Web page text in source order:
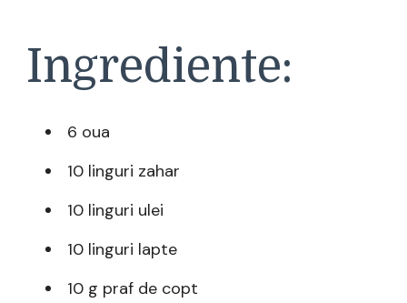
Ingrediente:
6 oua
10 linguri zahar
10 linguri ulei
10 linguri lapte
10 g praf de copt